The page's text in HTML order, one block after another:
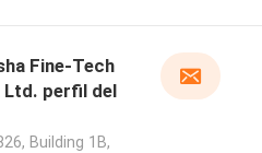
Fine-Tech
Ltd. perfil del
Building 1B,